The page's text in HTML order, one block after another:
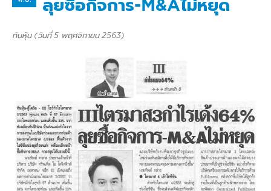
ลุยซื้อกิจการ-M&Aไม่หยุด
ทันหุ้น (วันที่ 5 พฤศจิกายน 2563)